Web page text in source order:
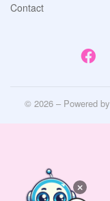
Contact
© 2026 – Powered by